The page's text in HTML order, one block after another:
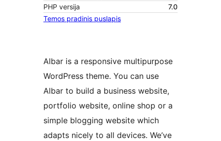
PHP versija
7.0
Temos pradinis puslapis
Albar is a responsive multipurpose
WordPress theme. You can use
Albar to build a business website,
portfolio website, online shop or a
simple blogging website which
adapts nicely to all devices. We’ve